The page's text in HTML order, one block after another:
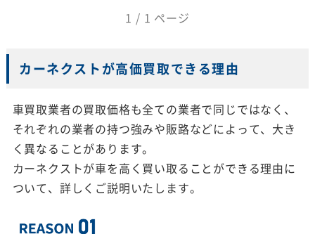
1 / 1 ページ
カーネクストが高価買取できる理由
車買取業者の買取価格も全ての業者で同じではなく、
それぞれの業者の持つ強みや販路などによって、大き
く異なることがあります。
カーネクストが車を高く買い取ることができる理由に
ついて、詳しくご説明いたします。